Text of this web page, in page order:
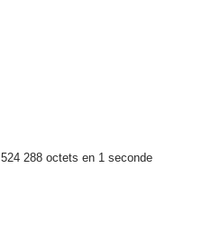
288 octets en 1 seconde